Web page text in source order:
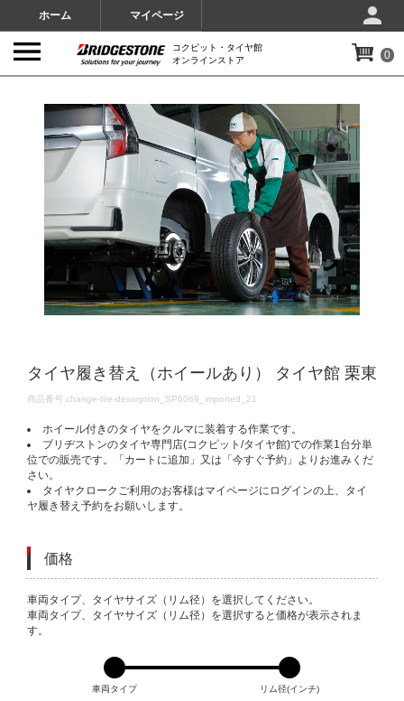
ホーム マイページ
コクピット・タイヤ館
オンラインストア
0
タイヤ履き替え（ホイールあり） タイヤ館 栗東
DETAILS
商品番号 change-tire-desorption_SP6069_imported_21
ホイール付きのタイヤをクルマに装着する作業です。
ブリヂストンのタイヤ専門店(コクピット/タイヤ館)での作業1台分単
位での販売です。「カートに追加」又は「今すぐ予約」よりお進みくだ
さい。
タイヤクロークご利用のお客様はマイページにログインの上、タイ
ヤ履き替え予約をお願いします。
価格
VARIATIONS
車両タイプ、タイヤサイズ（リム径）を選択してください。
車両タイプ、タイヤサイズ（リム径）を選択すると価格が表示されま
す。
車両タイプ リム径(インチ)